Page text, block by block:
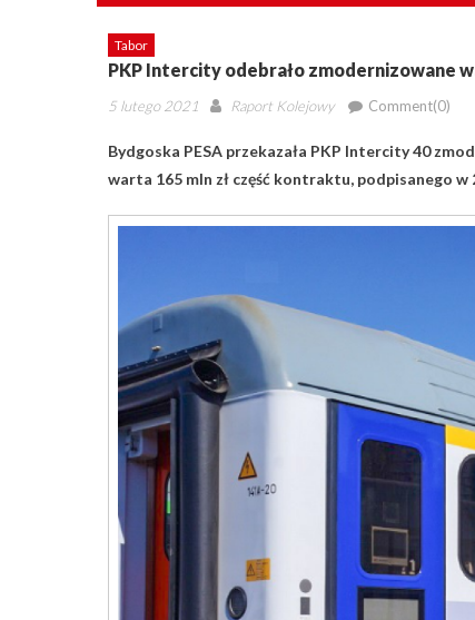
Tabor
PKP Intercity odebrało zmodernizowane
Posted
5 lutego 2021 Author
Raport Kolejowy Comment(0)
Bydgoska PESA przekazała PKP Intercity 40
warta 165 mln zł część kontraktu, podpisanego w